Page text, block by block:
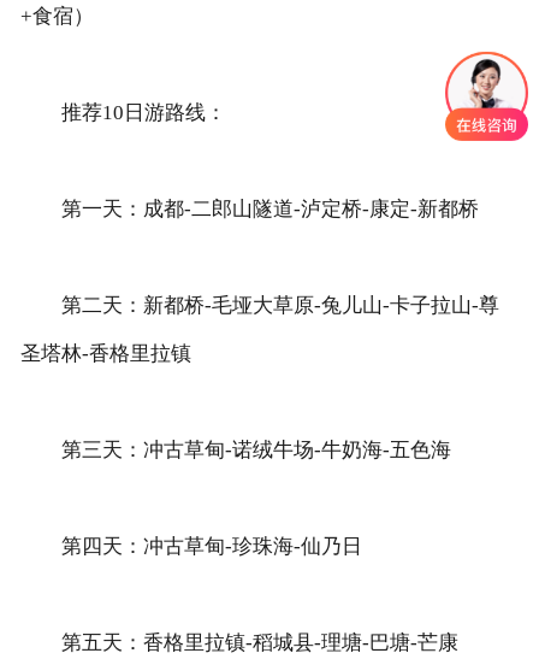
+食宿）
推荐10日游路线：
第一天：成都-二郎山隧道-泸定桥-康定-新都桥
第二天：新都桥-毛垭大草原-兔儿山-卡子拉山-尊
圣塔林-香格里拉镇
第三天：冲古草甸-诺绒牛场-牛奶海-五色海
第四天：冲古草甸-珍珠海-仙乃日
第五天：香格里拉镇-稻城县-理塘-巴塘-芒康